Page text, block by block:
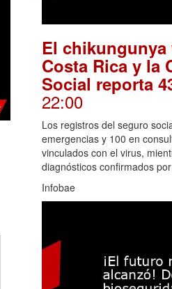
El chikungunya
Costa Rica y la
Social reporta
22:00
Los registros del seguro
emergencias y 100 en
vinculados con el virus,
diagnósticos confirmados
Infobae